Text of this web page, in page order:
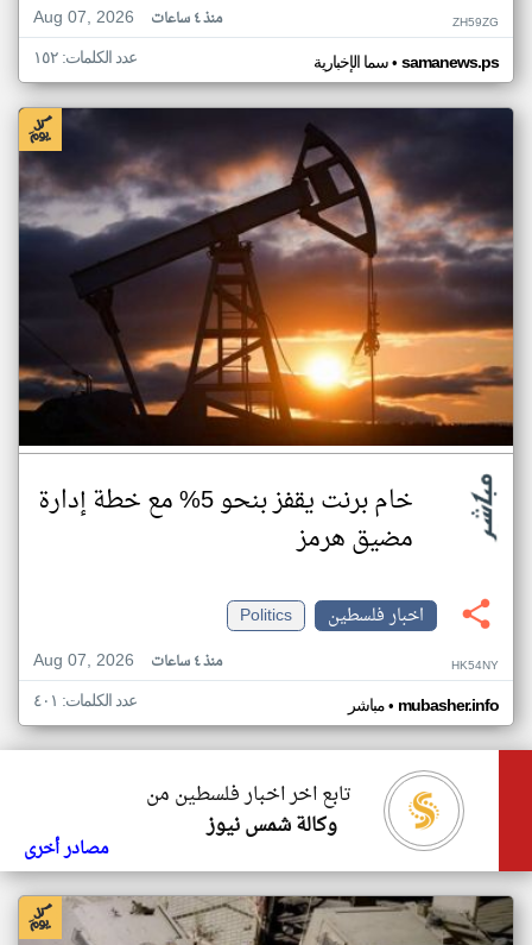
Aug 07, 2026 منذ ٤ ساعات ZH59ZG
سما الإخبارية• samanews.ps عدد الكلمات: ١٥٢
خام برنت يقفز بنحو 5% مع خطة إدارة
مضيق هرمز
اخبار فلسطين
Politics
Aug 07, 2026
منذ ٤ ساعات HK54NY
مباشر• mubasher.info عدد الكلمات: ٤٠١
تابع اخر اخبار فلسطين من
وكالة شمس نيوز
مصادر أخرى